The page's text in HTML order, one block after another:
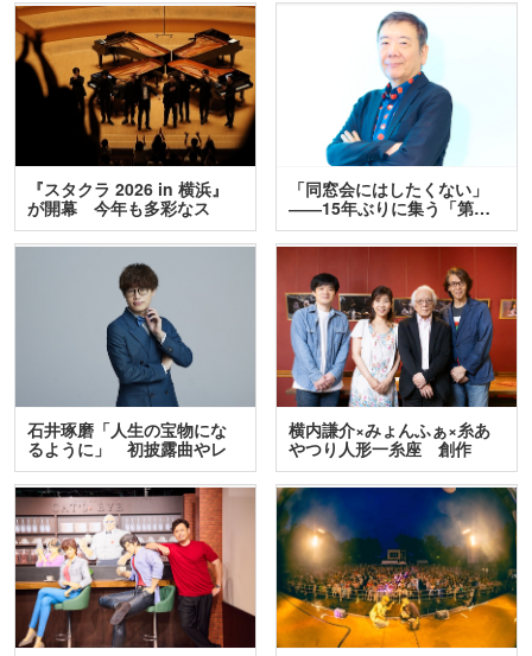
『スタクラ 2026 in 横浜』
が開幕 今年も多彩なス
テ…
「同窓会にはしたくない」
――15年ぶりに集う「第…
石井琢磨「人生の宝物にな
るように」 初披露曲やレ
ア…
横内謙介×みょんふぁ×糸あ
やつり人形一糸座 創作
人…